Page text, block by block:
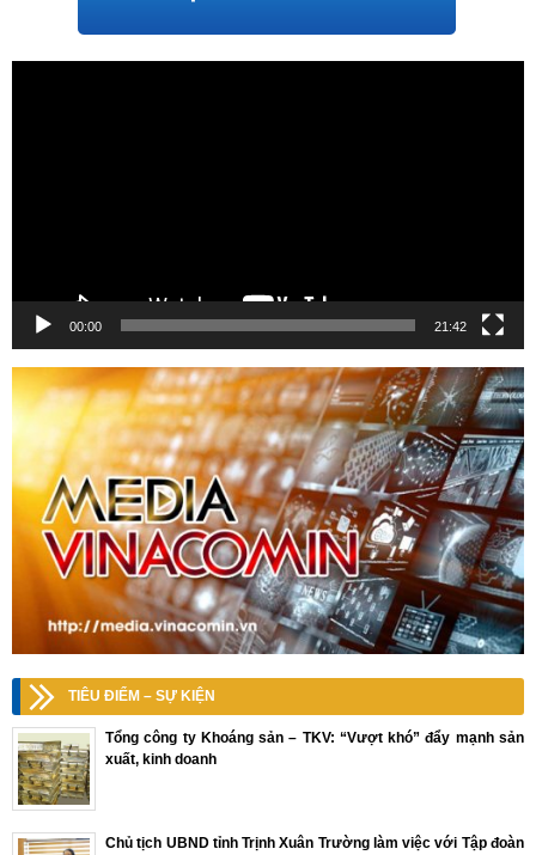
00:00 21:42
TIÊU ĐIỂM – SỰ KIỆN
Tổng công ty Khoáng sản – TKV: “Vượt khó” đẩy mạnh sản
xuất, kinh doanh
Chủ tịch UBND tỉnh Trịnh Xuân Trường làm việc với Tập đoàn